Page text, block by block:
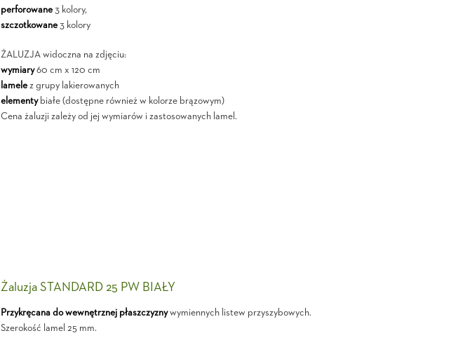
perforowane 3 kolory,
szczotkowane 3 kolory
ŻALUZJA widoczna na zdjęciu:
wymiary60 cm x 120 cm
lamele z grupy lakierowanych
elementybiałe (dostępne również w kolorze brązowym)
Cena żaluzji zależy od jej wymiarów i zastosowanych lamel.
Żaluzja STANDARD 25 PW BIAŁY
Przykręcana do wewnętrznej płaszczyznywymiennych listew przyszybowych.
Szerokość lamel 25 mm.